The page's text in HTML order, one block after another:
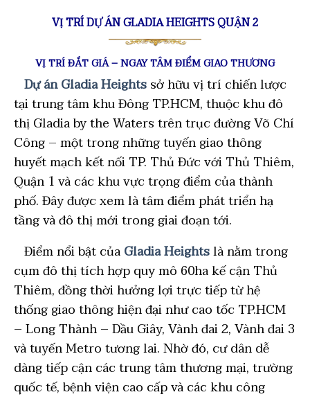
VỊ TRÍ DỰ ÁN GLADIA HEIGHTS QUẬN 2
VỊ TRÍ ĐẮT GIÁ – NGAY TÂM ĐIỂM GIAO THƯƠNG
Dự án Gladia Heightssở hữu vị trí chiến lược
tại trung tâm khu Đông TP.HCM, thuộc khu đô
thị Gladia by the Waters trên trục đường Võ Chí
Công – một trong những tuyến giao thông
huyết mạch kết nối TP. Thủ Đức với Thủ Thiêm,
Quận 1 và các khu vực trọng điểm của thành
phố. Đây được xem là tâm điểm phát triển hạ
tầng và đô thị mới trong giai đoạn tới.
Điểm nổi bật củaGladia Heightslà nằm trong
cụm đô thị tích hợp quy mô 60ha kế cận Thủ
Thiêm, đồng thời hưởng lợi trực tiếp từ hệ
thống giao thông hiện đại như cao tốc TP.HCM
– Long Thành – Dầu Giây, Vành đai 2, Vành đai 3
và tuyến Metro tương lai. Nhờ đó, cư dân dễ
dàng tiếp cận các trung tâm thương mại, trường
quốc tế, bệnh viện cao cấp và các khu công